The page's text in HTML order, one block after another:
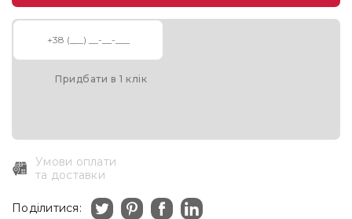
Придбати в 1 клік
Умови оплати
та доставки
Поділитися: